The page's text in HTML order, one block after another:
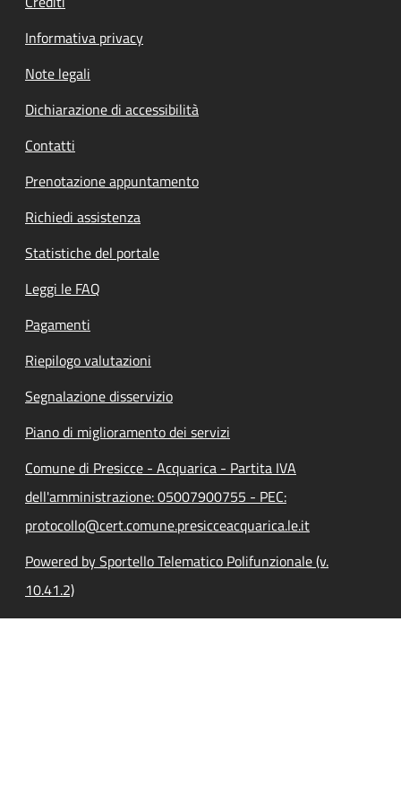
Informativa privacy
Note legali
Dichiarazione di accessibilità
Contatti
Prenotazione appuntamento
Richiedi assistenza
Statistiche del portale
Leggi le FAQ
Pagamenti
Riepilogo valutazioni
Segnalazione disservizio
Piano di miglioramento dei servizi
Comune di Presicce - Acquarica - Partita IVA
dell'amministrazione: 05007900755 - PEC:
protocollo@cert.comune.presicceacquarica.le.it
Powered by Sportello Telematico Polifunzionale (v.
10.41.2)